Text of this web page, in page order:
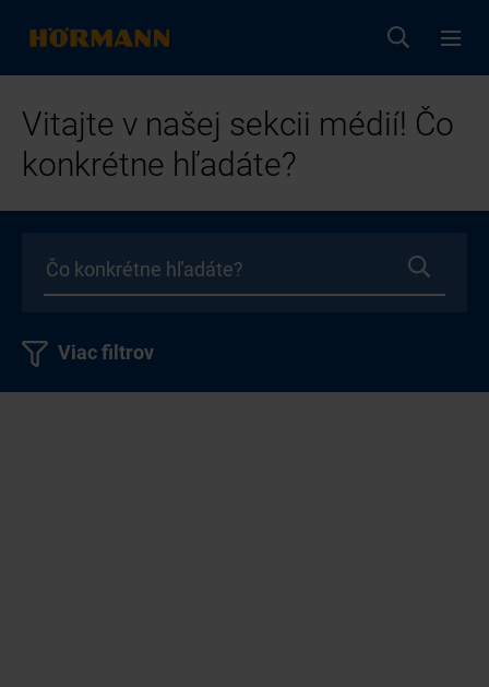
Vitajte v našej sekcii médií! Čo
konkrétne hľadáte?
Viac filtrov